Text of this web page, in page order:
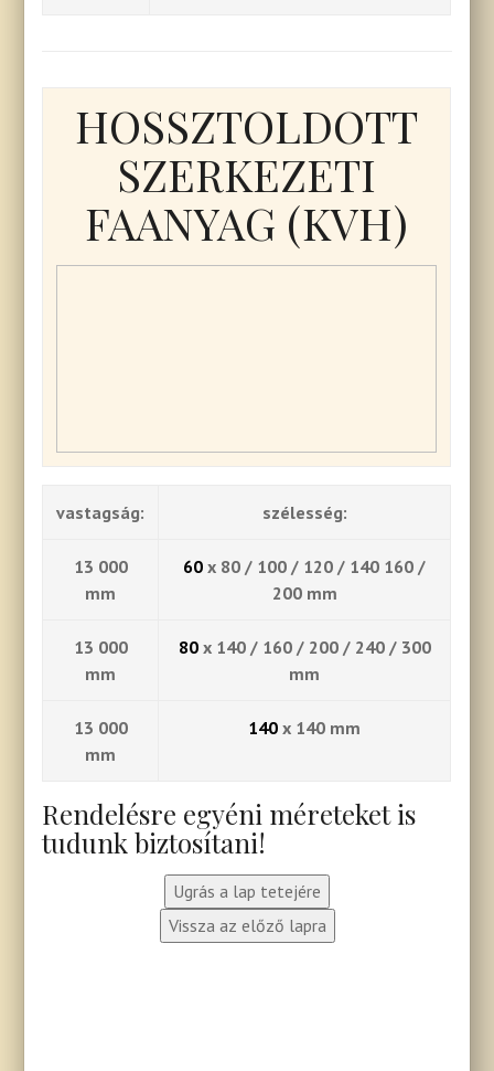
HOSSZTOLDOTT
SZERKEZETI
FAANYAG (KVH)
vastagság: szélesség:
13 000
mm
60 x 80 / 100 / 120 / 140 160 /
200 mm
13 000
mm
80x 140 / 160 / 200 / 240 / 300
mm
13 000
mm
140 x 140 mm
Rendelésre egyéni méreteket is
tudunk biztosítani!
Ugrás a lap tetejére
Vissza az előző lapra